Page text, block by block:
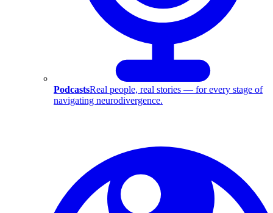
PodcastsReal people, real stories — for every stage of
navigating neurodivergence.